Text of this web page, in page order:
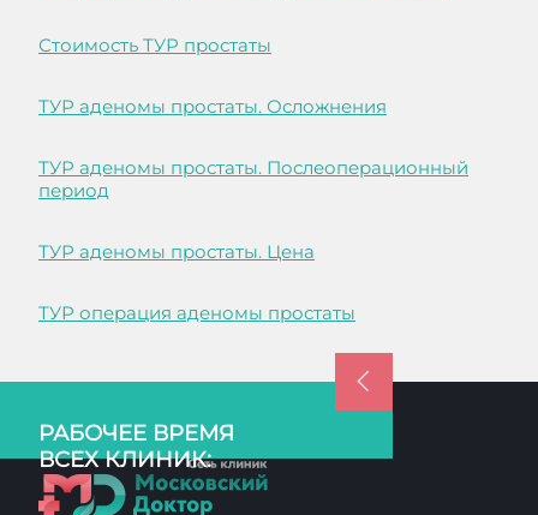
Стоимость ТУР простаты
ТУР аденомы простаты. Осложнения
ТУР аденомы простаты. Послеоперационный
период
ТУР аденомы простаты. Цена
ТУР операция аденомы простаты
РАБОЧЕЕ ВРЕМЯ
ВСЕХ КЛИНИК: